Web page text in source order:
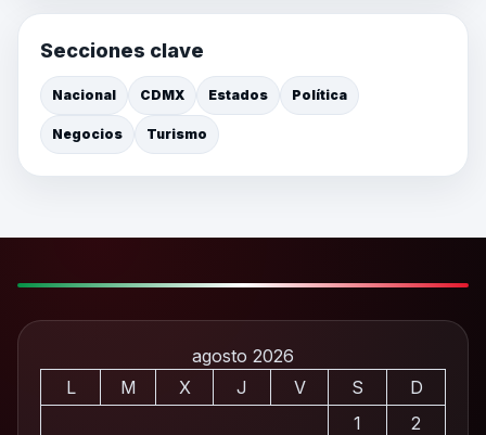
Secciones clave
Nacional CDMX Estados Política
Negocios Turismo
agosto 2026
L
M X J V S
D
1
2